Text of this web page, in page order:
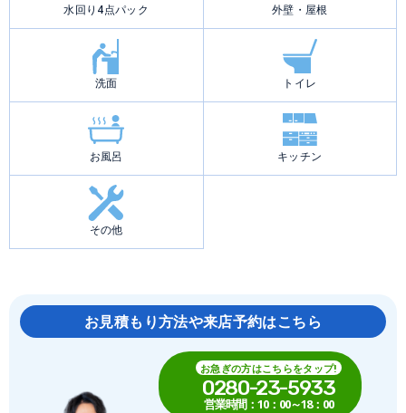
水回り4点パック 外壁・屋根
洗面 トイレ
お風呂 キッチン
その他
お見積もり方法や来店予約はこちら
お急ぎの方はこちらをタップ!
0280-23-5933
営業時間：10：00～18：00